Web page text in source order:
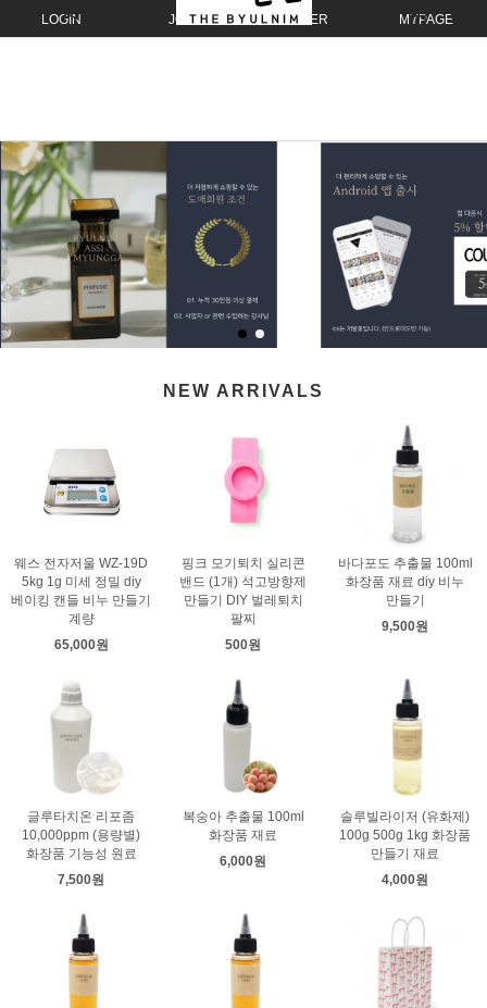
LOGIN JOIN ORDER MYPAGE
NEW ARRIVALS
웨스 전자저울 WZ-19D
5kg 1g 미세 정밀 diy
베이킹 캔들 비누 만들기
계량
65,000원
핑크 모기퇴치 실리콘
밴드 (1개) 석고방향제
만들기 DIY 벌레퇴치
팔찌
500원
바다포도 추출물 100ml
화장품 재료 diy 비누
만들기
9,500원
글루타치온 리포좀
10,000ppm (용량별)
화장품 기능성 원료
7,500원
복숭아 추출물 100ml
화장품 재료
6,000원
솔루빌라이저 (유화제)
100g 500g 1kg 화장품
만들기 재료
4,000원